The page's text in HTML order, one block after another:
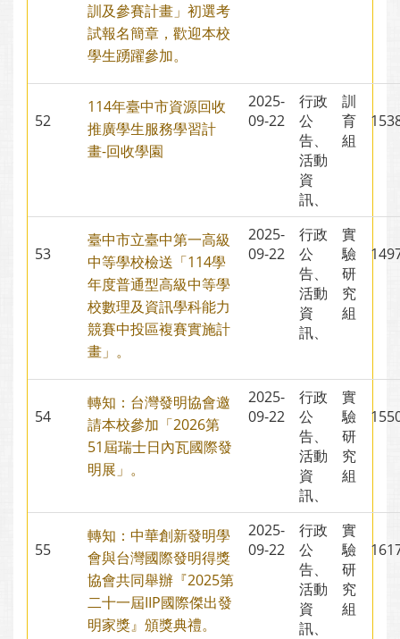
訓及參賽計畫」初選考
試報名簡章，歡迎本校
學生踴躍參加。
52
114年臺中市資源回收
推廣學生服務學習計
畫-回收學園
2025-
09-22
行政
公
告、
活動
資
訊、
訓
育
組
53
臺中市立臺中第一高級
中等學校檢送「114學
年度普通型高級中等學
校數理及資訊學科能力
競賽中投區複賽實施計
畫」。
2025-
09-22
行政
公
告、
活動
資
訊、
實
驗
研
究
組
54
轉知：台灣發明協會邀
請本校參加「2026第
51屆瑞士日內瓦國際發
明展」。
2025-
09-22
行政
公
告、
活動
資
訊、
實
驗
研
究
組
55
轉知：中華創新發明學
會與台灣國際發明得獎
協會共同舉辦『2025第
二十一屆IIP國際傑出發
明家獎』頒獎典禮。
2025-
09-22
行政
公
告、
活動
資
訊、
實
驗
研
究
組